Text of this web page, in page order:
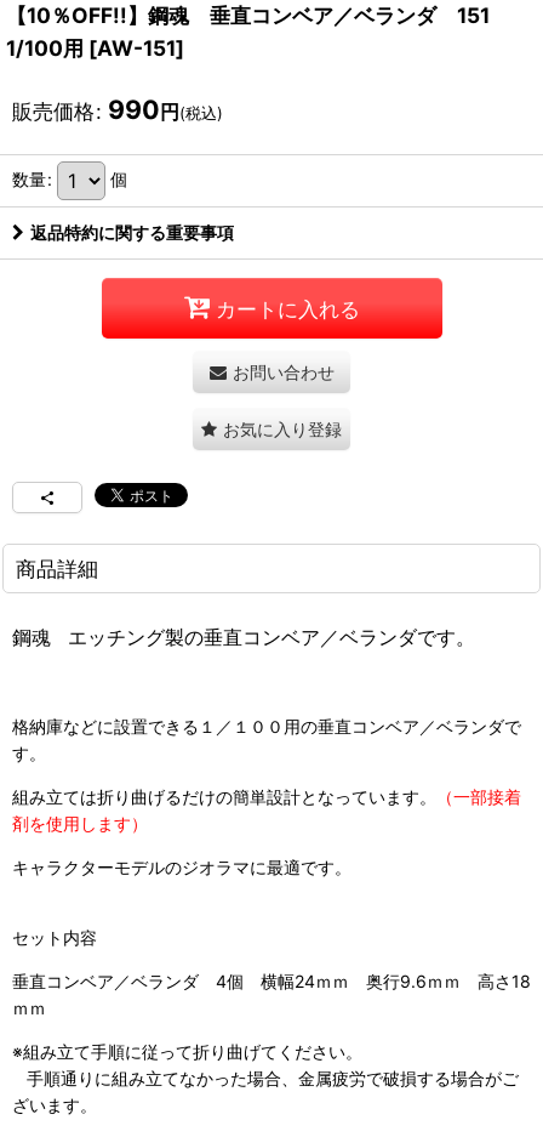
【10％OFF!!】鋼魂 垂直コンベア／ベランダ 151
1/100用 [AW-151]
販売価格: 990 円 (税込)
数量: 個
返品特約に関する重要事項
カートに入れる
お問い合わせ
お気に入り登録
商品詳細
鋼魂 エッチング製の垂直コンベア／ベランダです。
格納庫などに設置できる１／１００用の垂直コンベア／ベランダで
す。
組み立ては折り曲げるだけの簡単設計となっています。
（一部接着
剤を使用します）
キャラクターモデルのジオラマに最適です。
セット内容
垂直コンベア／ベランダ 4個 横幅24ｍｍ 奥行9.6ｍｍ 高さ18
ｍｍ
※組み立て手順に従って折り曲げてください。
手順通りに組み立てなかった場合、金属疲労で破損する場合がご
ざいます。